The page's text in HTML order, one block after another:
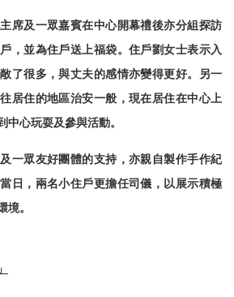
席及一眾嘉賓在中心開幕禮後亦分組探訪
，並為住戶送上福袋。住戶劉女士表示入
了很多，與丈夫的感情亦變得更好。另一
居住的地區治安一般，現在居住在中心上
中心玩耍及參與活動。
一眾友好團體的支持，亦親自製作手作紀
日，兩名小住戶更擔任司儀，以展示積極
境。